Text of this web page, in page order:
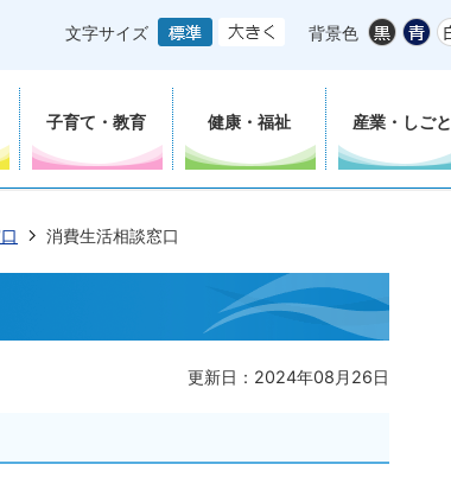
文字サイズ
背景色
子育て・教育 健康・福祉 産業・しごと
消費生活相談窓口
更新日：2024年08月26日